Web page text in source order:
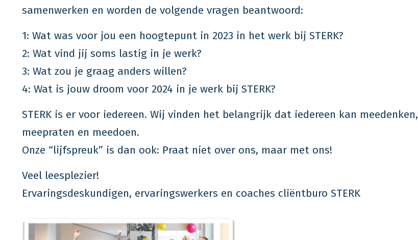
samenwerken en worden de volgende vragen beantwoord:
1: Wat was voor jou een hoogtepunt in 2023 in het werk bij STERK?
2: Wat vind jij soms lastig in je werk?
3: Wat zou je graag anders willen?
4: Wat is jouw droom voor 2024 in je werk bij STERK?
STERK is er voor iedereen. Wij vinden het belangrijk dat iedereen kan meedenken,
meepraten en meedoen.
Onze “lijfspreuk” is dan ook: Praat niet over ons, maar met ons!
Veel leesplezier!
Ervaringsdeskundigen, ervaringswerkers en coaches cliëntburo STERK